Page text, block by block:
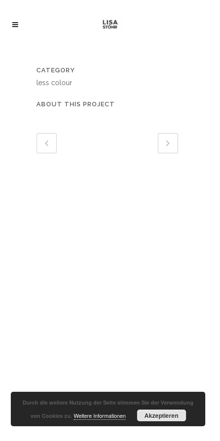
CATEGORY
less colour
ABOUT THIS PROJECT
Durch die weitere Nutzung der Seite stimmen Sie der Verwendung
von Cookies zu. Weitere Informationen Akzeptieren